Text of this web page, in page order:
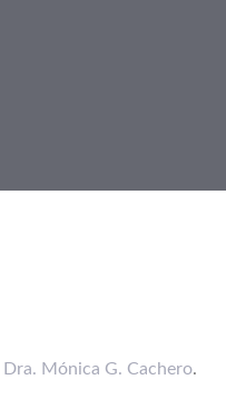
Dra. Mónica G. Cachero.